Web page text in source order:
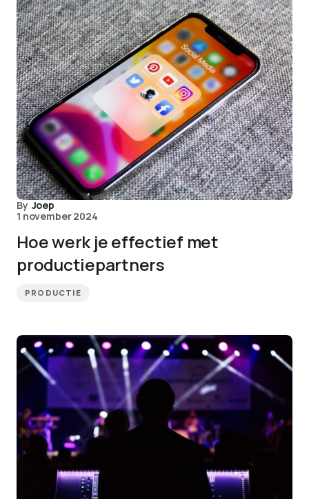
By Joep
1 november 2024
Hoe werk je effectief met
productiepartners
PRODUCTIE